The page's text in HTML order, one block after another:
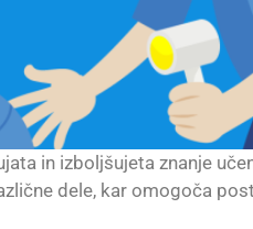
in izboljšujeta znanje
dele, kar omogoča